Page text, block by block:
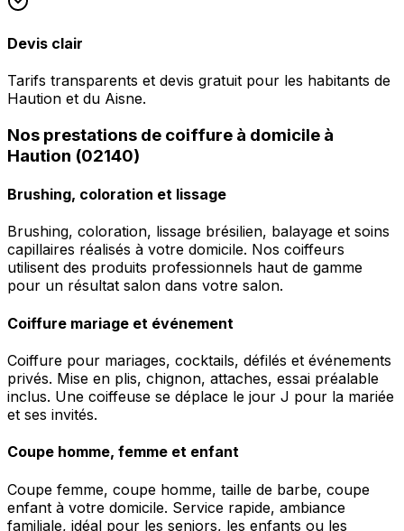
Devis clair
Tarifs transparents et devis gratuit pour les habitants de
Haution et du Aisne.
Nos prestations de coiffure à domicile à
Haution (02140)
Brushing, coloration et lissage
Brushing, coloration, lissage brésilien, balayage et soins
capillaires réalisés à votre domicile. Nos coiffeurs
utilisent des produits professionnels haut de gamme
pour un résultat salon dans votre salon.
Coiffure mariage et événement
Coiffure pour mariages, cocktails, défilés et événements
privés. Mise en plis, chignon, attaches, essai préalable
inclus. Une coiffeuse se déplace le jour J pour la mariée
et ses invités.
Coupe homme, femme et enfant
Coupe femme, coupe homme, taille de barbe, coupe
enfant à votre domicile. Service rapide, ambiance
familiale, idéal pour les seniors, les enfants ou les